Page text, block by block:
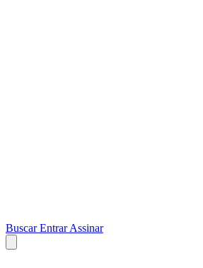
BuscarEntrarAssinar